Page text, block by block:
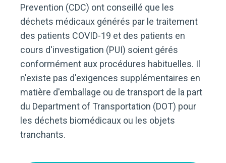
Prevention (CDC) ont conseillé que les
déchets médicaux générés par le traitement
des patients COVID-19 et des patients en
cours d'investigation (PUI) soient gérés
conformément aux procédures habituelles. Il
n'existe pas d'exigences supplémentaires en
matière d'emballage ou de transport de la part
du Department of Transportation (DOT) pour
les déchets biomédicaux ou les objets
tranchants.